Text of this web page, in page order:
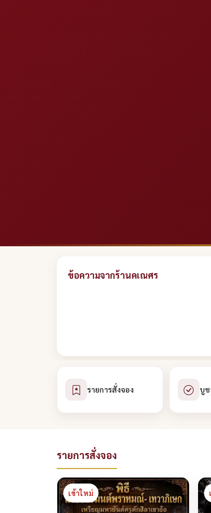
ข้อความจากร้านคเณศร
รายการสั่งจอง บูช
รายการสั่งจอง
เข้าใหม่